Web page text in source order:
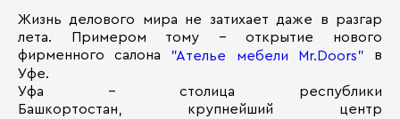
Жизнь делового мира не затихает даже в разгар
лета. Примером тому - открытие нового
фирменного салона "Ателье мебели Mr.Doors" в
Уфе.
Уфа - столица республики
Башкортостан, крупнейший центр